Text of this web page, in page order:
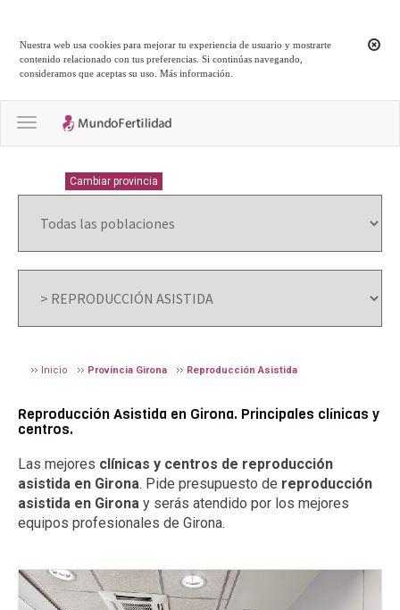
Nuestra web usa cookies para mejorar tu experiencia de usuario y mostrarte
contenido relacionado con tus preferencias. Si continúas navegando,
consideramos que aceptas su uso.Más información
Toggle navigation
Cambiar provincia
Inicio Provincia Girona Reproducción Asistida
Reproducción Asistida en Girona. Principales clínicas y
centros.
Las mejores clínicas y centros de reproducción
asistida en Girona. Pide presupuesto de reproducción
asistida en Girona y serás atendido por los mejores
equipos profesionales de Girona.